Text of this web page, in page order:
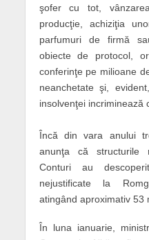
şofer cu tot,
producţie, achiziţia
parfumuri de firmă
obiecte de protocol,
conferinţe pe milioane
neanchetate şi,
insolvenţei incriminează
Încă din vara anului
anunţa că structurile
Conturi au
nejustificate la
atingând aproximativ 53
În luna ianuarie,